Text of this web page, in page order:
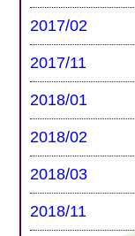
2017/02
2017/11
2018/01
2018/02
2018/03
2018/11